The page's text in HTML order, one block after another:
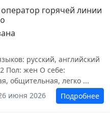
горячей линии
русский, английский
Пол: жен О себе:
общительная, легко ...
июня 2026
Подробнее